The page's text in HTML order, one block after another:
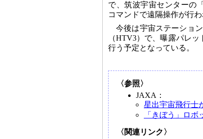
で、筑波宇宙センターの
コマンドで遠隔操作が行わ
今後は宇宙ステーショ
（HTV3）で、曝露パレ
行う予定となっている。
〈参照〉
JAXA：
星出宇宙飛行士
「きぼう」ロ
〈関連リンク〉